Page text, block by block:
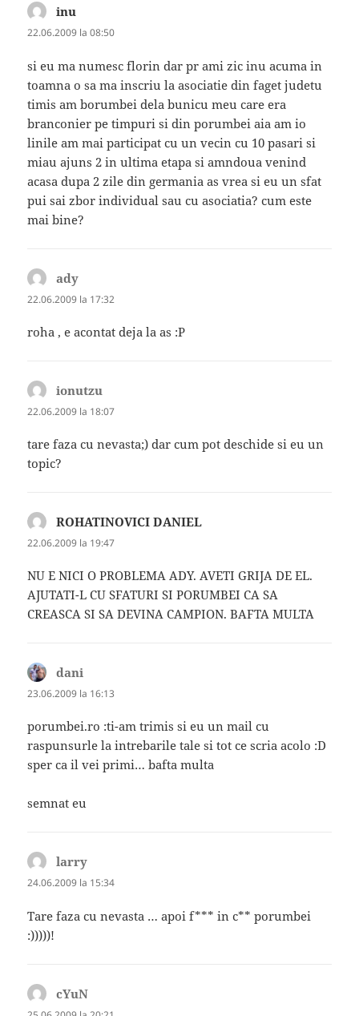
inu
22.06.2009 la 08:50
si eu ma numesc florin dar pr ami zic inu acuma in
toamna o sa ma inscriu la asociatie din faget judetu
timis am borumbei dela bunicu meu care era
branconier pe timpuri si din porumbei aia am io
linile am mai participat cu un vecin cu 10 pasari si
miau ajuns 2 in ultima etapa si amndoua venind
acasa dupa 2 zile din germania as vrea si eu un sfat
pui sai zbor individual sau cu asociatia? cum este
mai bine?
ady
22.06.2009 la 17:32
roha , e acontat deja la as :P
ionutzu
22.06.2009 la 18:07
tare faza cu nevasta;) dar cum pot deschide si eu un
topic?
ROHATINOVICI DANIEL
22.06.2009 la 19:47
NU E NICI O PROBLEMA ADY. AVETI GRIJA DE EL.
AJUTATI-L CU SFATURI SI PORUMBEI CA SA
CREASCA SI SA DEVINA CAMPION. BAFTA MULTA
dani
23.06.2009 la 16:13
porumbei.ro :ti-am trimis si eu un mail cu
raspunsurle la intrebarile tale si tot ce scria acolo :D
sper ca il vei primi… bafta multa
semnat eu
larry
24.06.2009 la 15:34
Tare faza cu nevasta … apoi f*** in c** porumbei
:)))))!
cYuN